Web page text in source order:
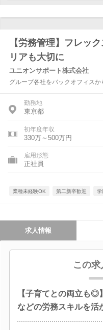
【労務管理】フレッ
リアも大切に
ユニオンサポート株式会社
グループ各社をバックオフィス
勤務地
東京都
初年度年収
330万～500万円
雇用形態
正社員
業種未経験OK 第二新卒歓迎 学
求人情報
この求
【子育てとの両立も◎
などの労務スキルを活